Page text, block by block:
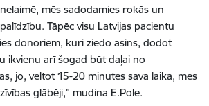
mēs sadodamies rokās un
Tāpēc visu Latvijas pacientu
donoriem, kuri ziedo asins, dodot
ikvienu arī šogad būt daļai no
jo, veltot 15-20 minūtes sava laika, mēs
glābēji,” mudina E.Pole.